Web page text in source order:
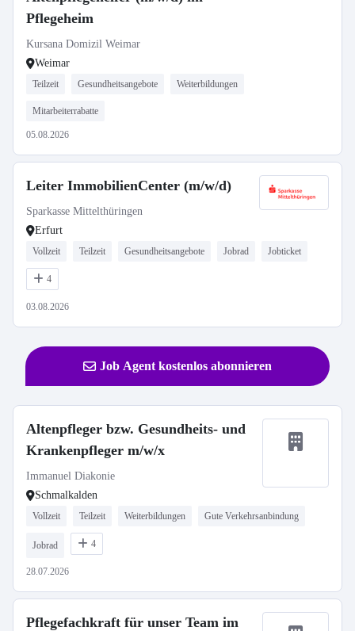
Pflegeheim
Kursana Domizil Weimar
Weimar
Teilzeit Gesundheitsangebote Weiterbildungen
Mitarbeiterrabatte
05.08.2026
Leiter ImmobilienCenter (m/w/d)
Sparkasse Mittelthüringen
Erfurt
Vollzeit Teilzeit Gesundheitsangebote Jobrad Jobticket
4
03.08.2026
Job Agent kostenlos abonnieren
Altenpfleger bzw. Gesundheits- und
Krankenpfleger m/w/x
Immanuel Diakonie
Schmalkalden
Vollzeit Teilzeit Weiterbildungen Gute Verkehrsanbindung
Jobrad 4
28.07.2026
Pflegefachkraft für unser Team im